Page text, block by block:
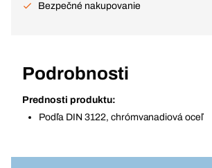
Bezpečné nakupovanie
Podrobnosti
Prednosti produktu:
Podľa DIN 3122, chrómvanadiová oceľ